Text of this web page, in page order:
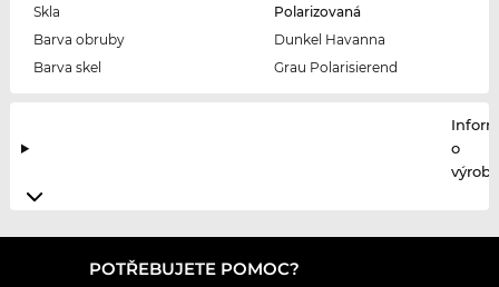
Skla
Polarizovaná
Barva obruby
Dunkel Havanna
Barva skel
Grau Polarisierend
o
POTŘEBUJETE POMOC?